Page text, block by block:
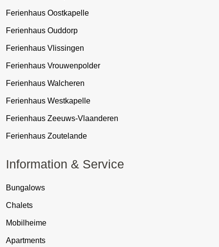
Ferienhaus Oostkapelle
Ferienhaus Ouddorp
Ferienhaus Vlissingen
Ferienhaus Vrouwenpolder
Ferienhaus Walcheren
Ferienhaus Westkapelle
Ferienhaus Zeeuws-Vlaanderen
Ferienhaus Zoutelande
Information & Service
Bungalows
Chalets
Mobilheime
Apartments